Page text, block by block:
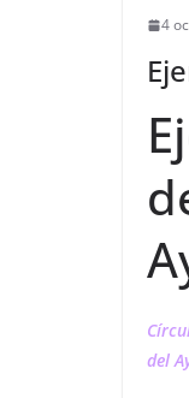
4
del